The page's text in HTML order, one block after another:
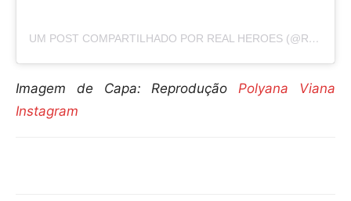
UM POST COMPARTILHADO POR REAL HEROES (@REALHEROES13)
Imagem de Capa: ReproduçãoPolyana Viana
Instagram